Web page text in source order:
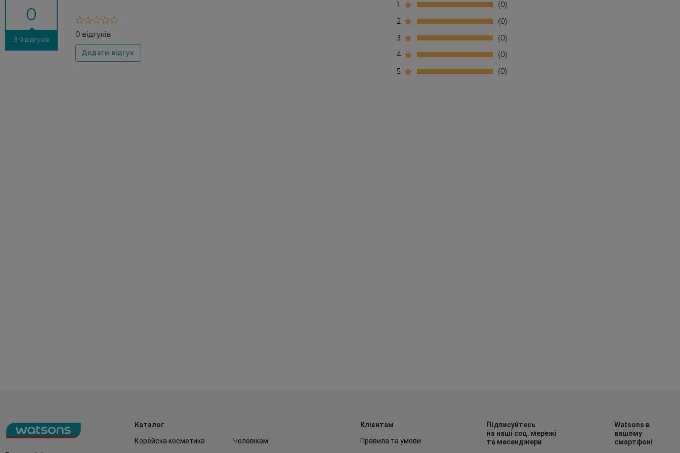
0
З 0 відгуків
0 відгуків
1
0
2
0
3
0
4
0
5
0
Каталог
Корейска косметика
Чоловікам
Клієнтам
Правила та умови
Підписуйтесь
на наші соц. мережі
та месенджери
Watsons в
вашому
смартфоні